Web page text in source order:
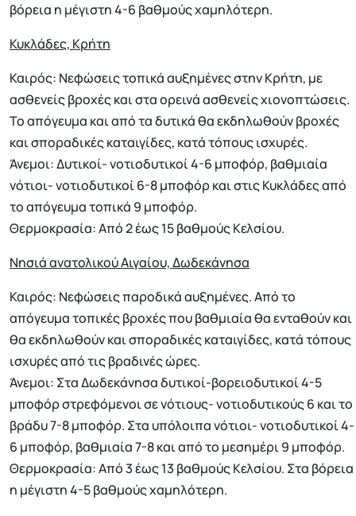
βόρεια η μέγιστη 4-6 βαθμούς χαμηλότερη.
Κυκλάδες, Κρήτη
Καιρός: Νεφώσεις τοπικά αυξημένες στην Κρήτη, με
ασθενείς βροχές και στα ορεινά ασθενείς χιονοπτώσεις.
Το απόγευμα και από τα δυτικά θα εκδηλωθούν βροχές
και σποραδικές καταιγίδες, κατά τόπους ισχυρές.
Άνεμοι: Δυτικοί- νοτιοδυτικοί 4-6 μποφόρ, βαθμιαία
νότιοι- νοτιοδυτικοί 6-8 μποφόρ και στις Κυκλάδες από
το απόγευμα τοπικά 9 μποφόρ.
Θερμοκρασία: Από 2 έως 15 βαθμούς Κελσίου.
Νησιά ανατολικού Αιγαίου, Δωδεκάνησα
Καιρός: Νεφώσεις παροδικά αυξημένες. Από το
απόγευμα τοπικές βροχές που βαθμιαία θα ενταθούν και
θα εκδηλωθούν και σποραδικές καταιγίδες, κατά τόπους
ισχυρές από τις βραδινές ώρες.
Άνεμοι: Στα Δωδεκάνησα δυτικοί-βορειοδυτικοί 4-5
μποφόρ στρεφόμενοι σε νότιους- νοτιοδυτικούς 6 και το
βράδυ 7-8 μποφόρ. Στα υπόλοιπα νότιοι- νοτιοδυτικοί 4-
6 μποφόρ, βαθμιαία 7-8 και από το μεσημέρι 9 μποφόρ.
Θερμοκρασία: Από 3 έως 13 βαθμούς Κελσίου. Στα βόρεια
η μέγιστη 4-5 βαθμούς χαμηλότερη.